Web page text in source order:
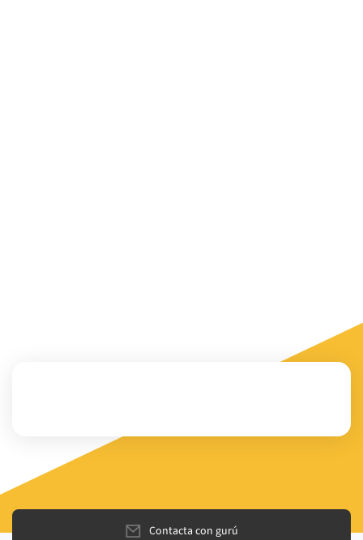
Contacta con gurú